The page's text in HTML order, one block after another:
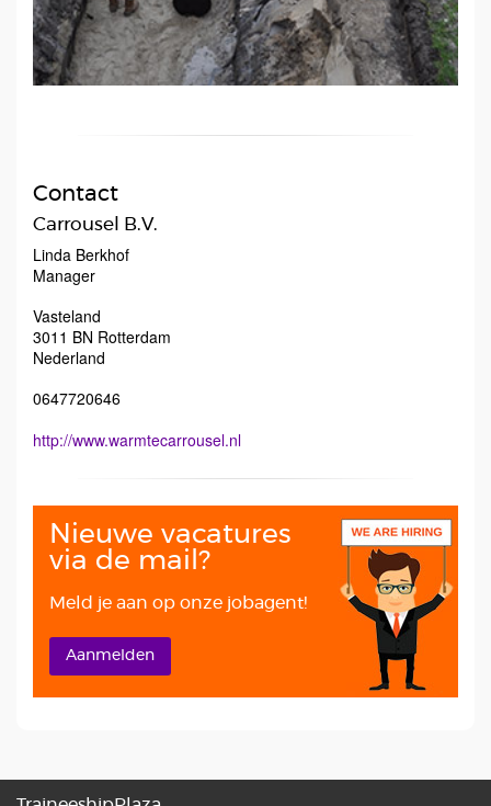
Contact
Carrousel B.V.
Linda Berkhof
Manager
Vasteland
3011 BN Rotterdam
Nederland
0647720646
http://www.warmtecarrousel.nl
Nieuwe vacatures
via de mail?
Meld je aan op onze jobagent!
Aanmelden